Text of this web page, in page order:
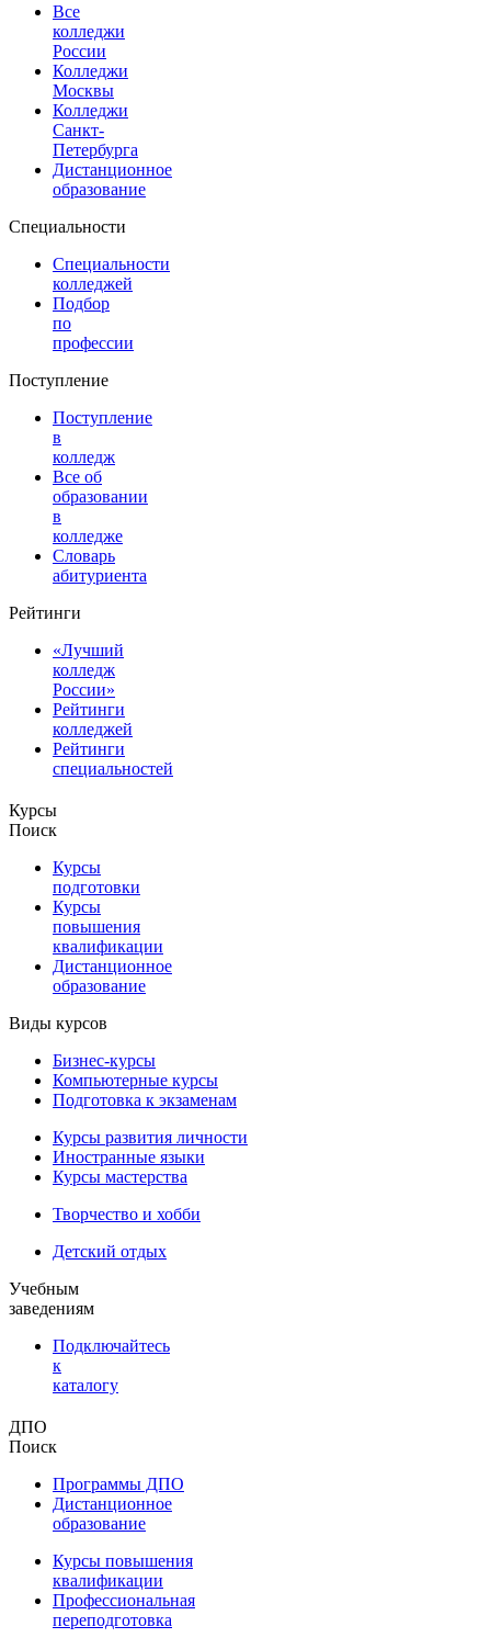
Все
колледжи
России
Колледжи
Москвы
Колледжи
Санкт-
Петербурга
Дистанционное
образование
Специальности
Специальности
колледжей
Подбор
по
профессии
Поступление
Поступление
в
колледж
Все об
образовании
в
колледже
Словарь
абитуриента
Рейтинги
«Лучший
колледж
России»
Рейтинги
колледжей
Рейтинги
специальностей
Курсы
Поиск
Курсы
подготовки
Курсы
повышения
квалификации
Дистанционное
образование
Виды курсов
Бизнес-курсы
Компьютерные курсы
Подготовка к экзаменам
Курсы развития личности
Иностранные языки
Курсы мастерства
Творчество и хобби
Детский отдых
Учебным
заведениям
Подключайтесь
к
каталогу
ДПО
Поиск
Программы ДПО
Дистанционное
образование
Курсы повышения
квалификации
Профессиональная
переподготовка